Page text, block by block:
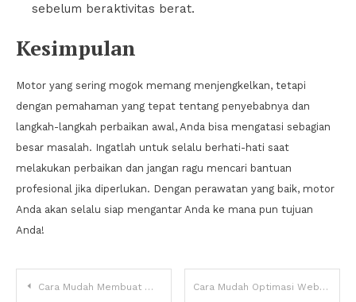
sebelum beraktivitas berat.
Kesimpulan
Motor yang sering mogok memang menjengkelkan, tetapi
dengan pemahaman yang tepat tentang penyebabnya dan
langkah-langkah perbaikan awal, Anda bisa mengatasi sebagian
besar masalah. Ingatlah untuk selalu berhati-hati saat
melakukan perbaikan dan jangan ragu mencari bantuan
profesional jika diperlukan. Dengan perawatan yang baik, motor
Anda akan selalu siap mengantar Anda ke mana pun tujuan
Anda!
Navigasi
Cara Mudah Membuat Website Dengan WordPress Cara Mudah Optimasi Website Agar Diterima Google Adsense